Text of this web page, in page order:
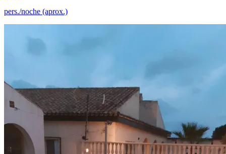
pers./noche (aprox.)